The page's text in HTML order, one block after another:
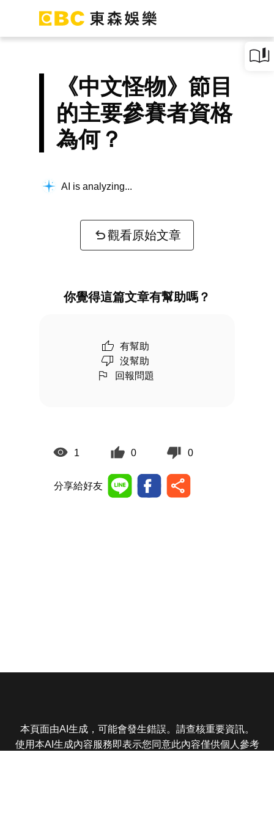
《中文怪物》節目
的主要參賽者資格
為何？
AI is analyzing...
觀看原始文章
你覺得這篇文章有幫助嗎？
有幫助
沒幫助
回報問題
1 0 0
分享給好友
本頁面由AI生成，可能會發生錯誤。請查核重要資訊。
使用本AI生成內容服務即表示您同意此內容僅供個人參考